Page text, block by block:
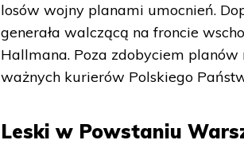
losów wojny planami umocnień.
generała walczącą na froncie
Hallmana. Poza zdobyciem planów
ważnych kurierów Polskiego
Leski w Powstaniu